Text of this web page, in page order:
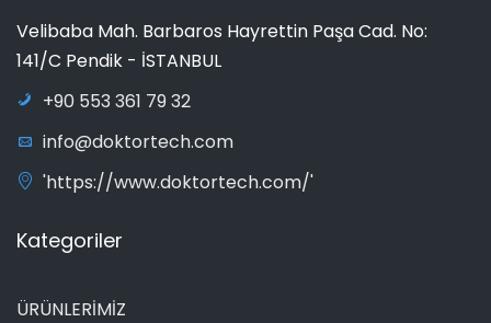
Velibaba Mah. Barbaros Hayrettin Paşa Cad. No:
141/C Pendik - İSTANBUL
+90 553 361 79 32
info@doktortech.com
'https://www.doktortech.com/'
Kategoriler
ÜRÜNLERİMİZ